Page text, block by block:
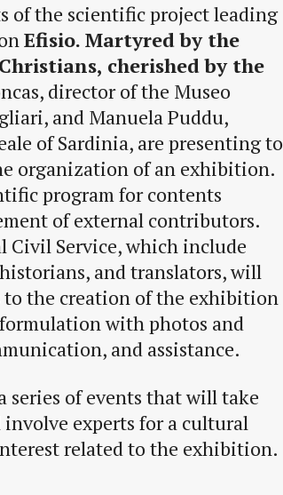
of the scientific project leading
Efisio. Martyred by the
cherished by the
director of the Museo
and Manuela Puddu,
of Sardinia, are presenting to
organization of an exhibition.
program for contents
of external contributors.
Civil Service, which include
and translators, will
the creation of the exhibition
with photos and
and assistance.
series of events that will take
experts for a cultural
related to the exhibition.